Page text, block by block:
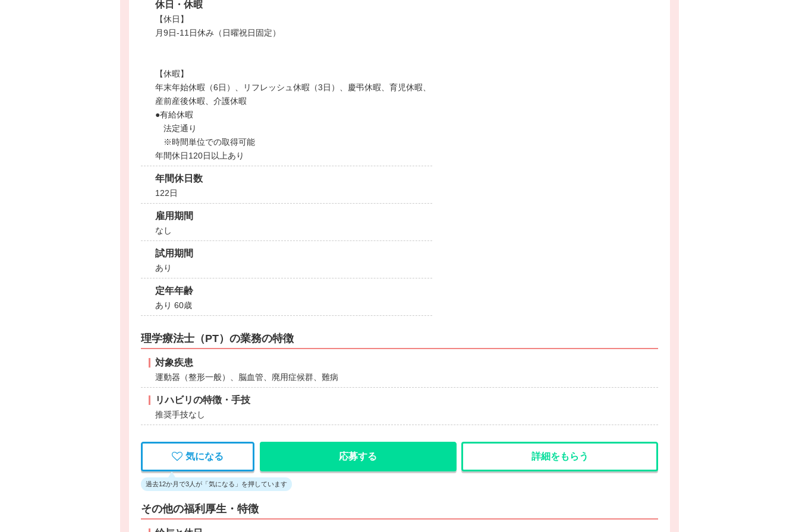
休日・休暇
【休日】
月9日-11日休み（日曜祝日固定）
【休暇】
年末年始休暇（6日）、リフレッシュ休暇（3日）、慶弔休暇、育児休暇、
産前産後休暇、介護休暇
●有給休暇
法定通り
※時間単位での取得可能
年間休日120日以上あり
年間休日数
122日
雇用期間
なし
試用期間
あり
定年年齢
あり 60歳
理学療法士（PT）の業務の特徴
対象疾患
運動器（整形一般）、脳血管、廃用症候群、難病
リハビリの特徴・手技
推奨手技なし
気になる 応募する 詳細をもらう
過去12か月で3人が「気になる」を押しています
その他の福利厚生・特徴